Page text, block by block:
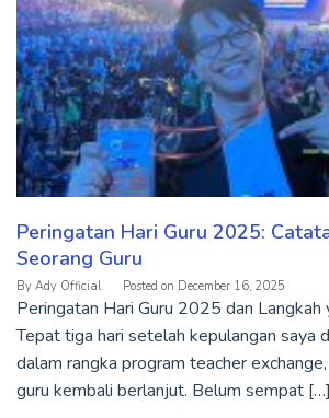
Peringatan Hari Guru 2025:
Seorang Guru
By Ady Official Posted on December 16, 2025
Peringatan Hari Guru 2025 dan Langkah
Tepat tiga hari setelah kepulangan saya
dalam rangka program teacher
guru kembali berlanjut. Belum sempat […]